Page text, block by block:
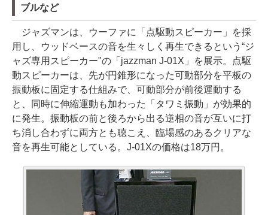
ブルなど
ジャズマンは、ウーファに「点駆動スピーカー」を採
用し、ウッドベースの音を生々しく再生できるという“ジ
ャズ専用スピーカー"の「jazzman J-01X」を展示。点駆
動スピーカーは、先が円錐形になった可動部分を平板の
振動板に固定する仕組みで、可動部分が前後運動する
と、同時に伸縮運動も加わった「タワミ振動」が効果的
に発生。振動板の前と後ろから出る逆相の音が互いに打
ち消し合わずに両方とも聴こえ、臨場感のあるクリアな
音を再生可能としている。J-01Xの価格は18万円。